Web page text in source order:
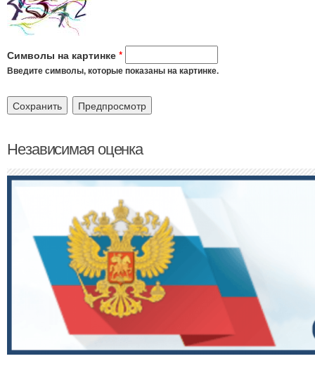
Символы на картинке *
Введите символы, которые показаны на картинке.
Независимая оценка